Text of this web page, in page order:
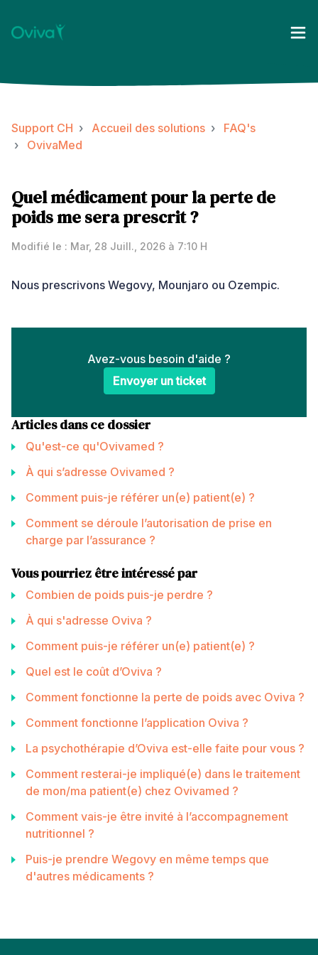
Support CH Accueil des solutions
FAQ's
OvivaMed
Quel médicament pour la perte de
poids me sera prescrit ?
Modifié le : Mar, 28 Juill., 2026 à 7:10 H
Nous prescrivons Wegovy, Mounjaro ou Ozempic.
Avez-vous besoin d'aide ?
Envoyer un ticket
Articles dans ce dossier
Qu'est-ce qu'Ovivamed ?
À qui s’adresse Ovivamed ?
Comment puis-je référer un(e) patient(e) ?
Comment se déroule l’autorisation de prise en
charge par l’assurance ?
Vous pourriez être intéressé par
Combien de poids puis-je perdre ?
À qui s'adresse Oviva ?
Comment puis-je référer un(e) patient(e) ?
Quel est le coût d’Oviva ?
Comment fonctionne la perte de poids avec Oviva ?
Comment fonctionne l’application Oviva ?
La psychothérapie d’Oviva est-elle faite pour vous ?
Comment resterai-je impliqué(e) dans le traitement
de mon/ma patient(e) chez Ovivamed ?
Comment vais-je être invité à l’accompagnement
nutritionnel ?
Puis-je prendre Wegovy en même temps que
d'autres médicaments ?